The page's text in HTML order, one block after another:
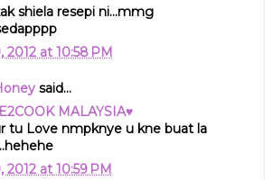
shiela resepi ni...mmg
2012 at 10:58 PM
said...
MALAYSIA♥
tu Love nmpknye u kne buat la
2012 at 10:59 PM